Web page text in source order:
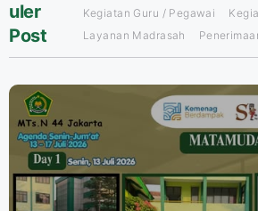
uler
Post
Kegiatan Guru / Pegawai
Layanan Madrasah